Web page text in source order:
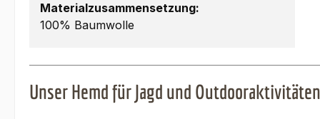
Materialzusammensetzung:
100% Baumwolle
Unser Hemd für Jagd und Outdooraktivitäten